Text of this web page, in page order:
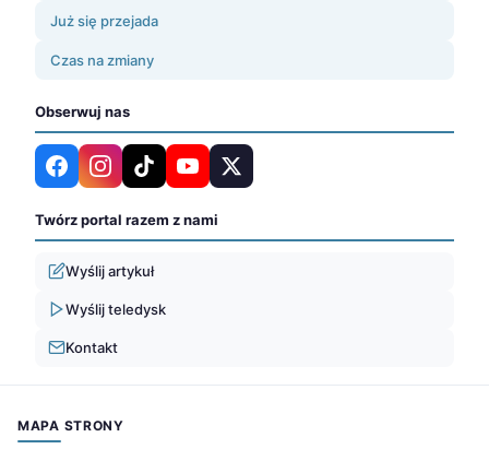
Już się przejada
Czas na zmiany
Obserwuj nas
Twórz portal razem z nami
Wyślij artykuł
Wyślij teledysk
Kontakt
MAPA STRONY